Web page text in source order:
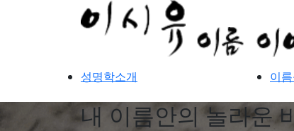
성명학소개 이
내 이름안의 놀라운